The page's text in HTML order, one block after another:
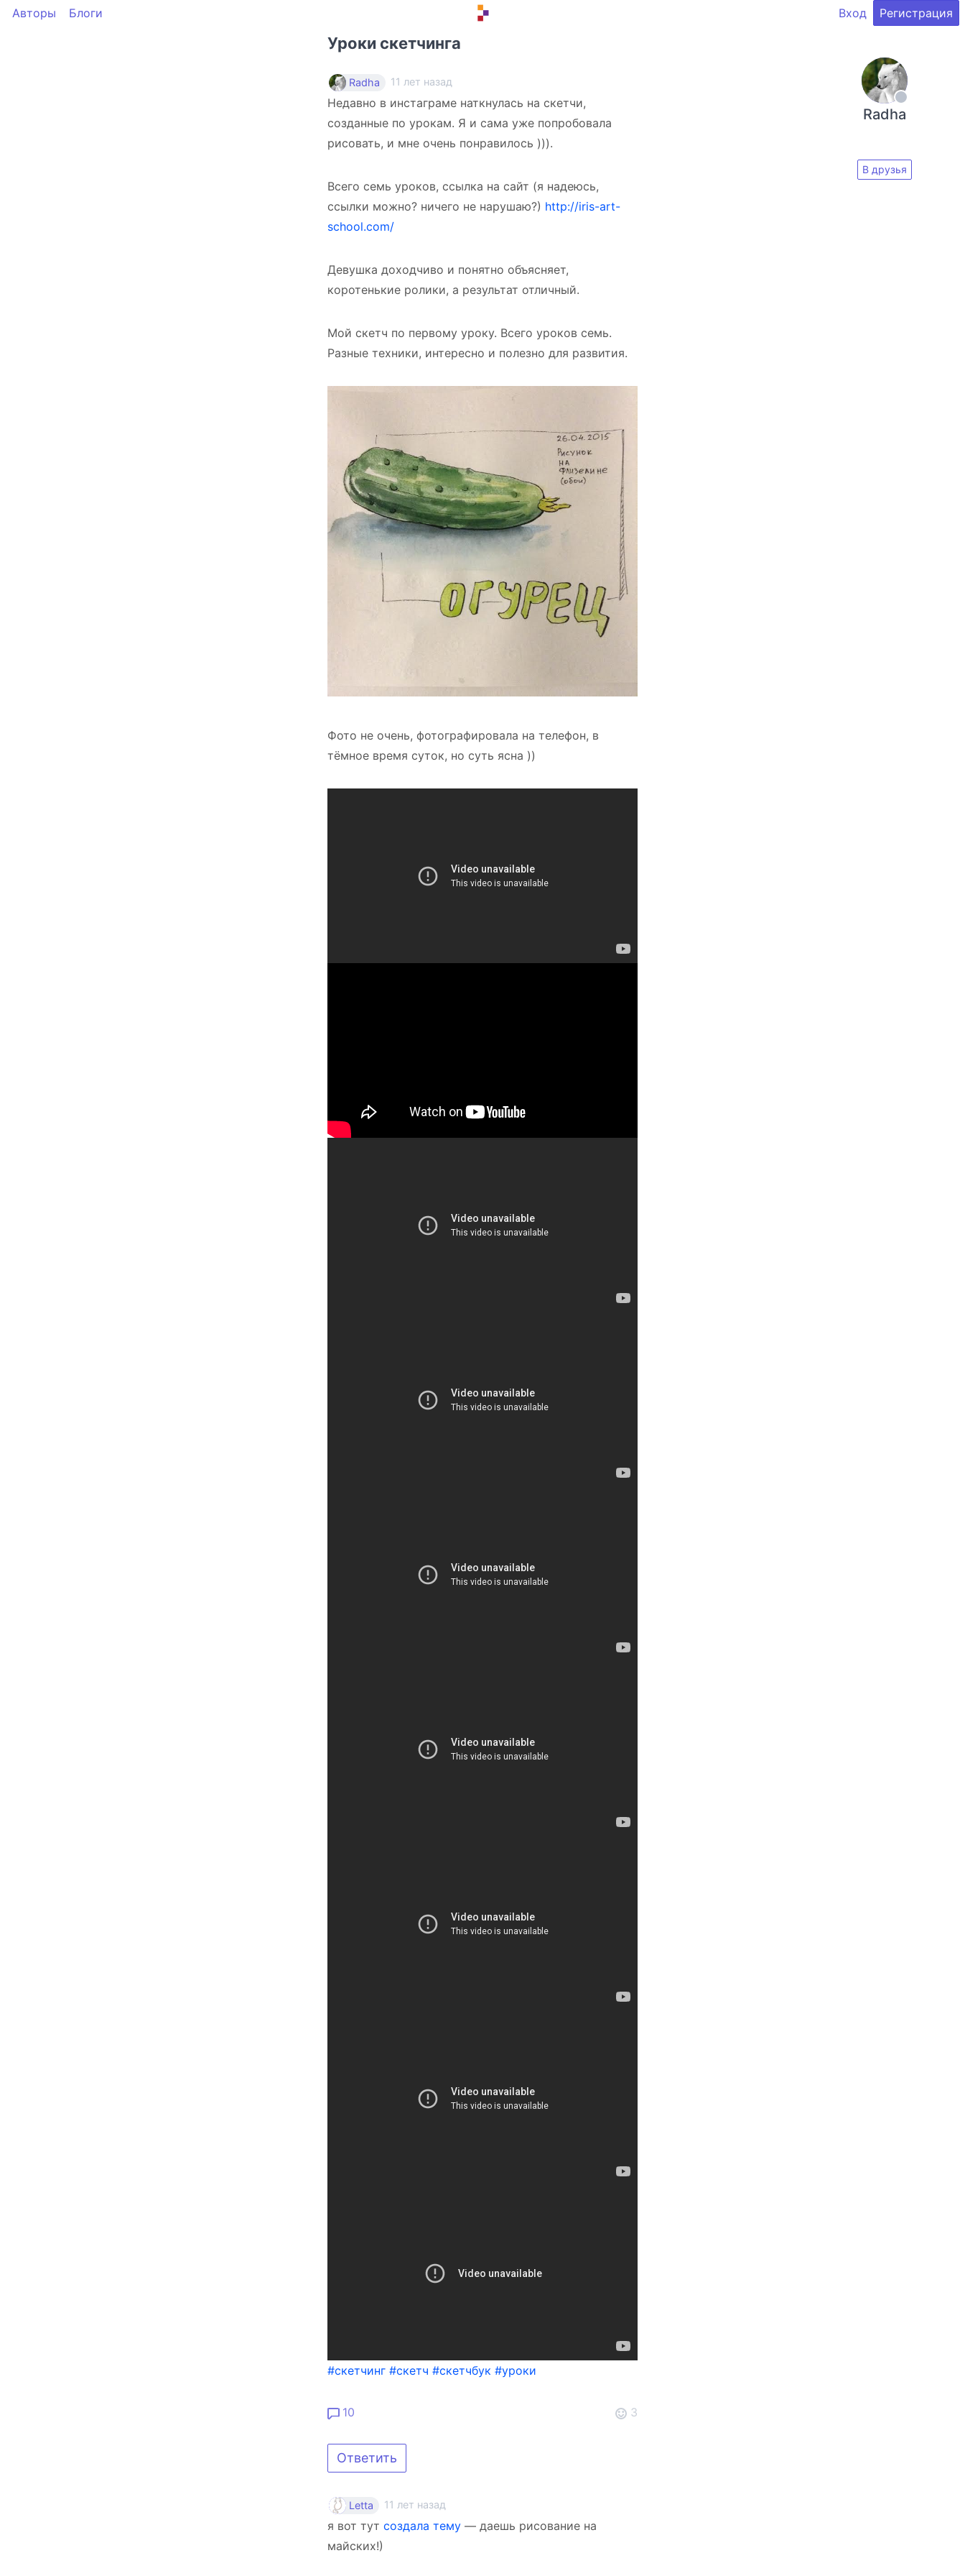
Авторы Блоги Вход Регистрация
Уроки скетчинга
Radha 11 лет назад
Недавно в инстаграме наткнулась на скетчи,
созданные по урокам. Я и сама уже попробовала
рисовать, и мне очень понравилось ))).
Всего семь уроков, ссылка на сайт (я надеюсь,
ссылки можно? ничего не нарушаю?) http://iris-art-
school.com/
Девушка доходчиво и понятно объясняет,
коротенькие ролики, а результат отличный.
Мой скетч по первому уроку. Всего уроков семь.
Разные техники, интересно и полезно для развития.
Фото не очень, фотографировала на телефон, в
тёмное время суток, но суть ясна ))
#скетчинг #скетч #скетчбук #уроки
10 3
Ответить
Letta 11 лет назад
я вот тут создала тему — даешь рисование на
майских!)
Radha
В друзья